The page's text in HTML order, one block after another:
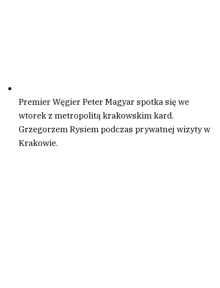
Premier Węgier Peter Magyar spotka się we
wtorek z metropolitą krakowskim kard.
Grzegorzem Rysiem podczas prywatnej wizyty w
Krakowie.